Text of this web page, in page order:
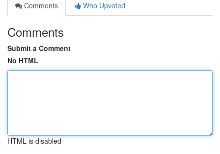
Comments
Who Upvoted
Comments
Submit a Comment
No HTML
HTML is disabled